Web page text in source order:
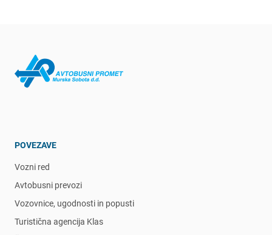
POVEZAVE
Vozni red
Avtobusni prevozi
Vozovnice, ugodnosti in popusti
Turistična agencija Klas